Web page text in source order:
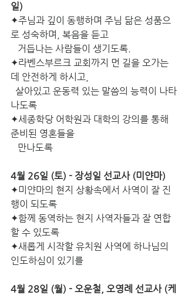
일)
✦주님과 깊이 동행하며 주님 닮은 성품으
로 성숙하며, 복음을 듣고
거듭나는 사람들이 생기도록.
✦라벤스부르크 교회까지 먼 길을 오가는
데 안전하게 하시고,
살아있고 운동력 있는 말씀의 능력이 나타
나도록
✦세종학당 어학원과 대학의 강의를 통해
준비된 영혼들을
만나도록
4월 26일 (토) - 장성일 선교사 (미얀마)
✦미얀마의 현지 상황속에서 사역이 잘 진
행이 되도록
✦함께 동역하는 현지 사역자들과 잘 연합
할 수 있도록
✦새롭게 시작할 유치원 사역에 하나님의
인도하심이 있기를
4월 28일 (월) - 오운철, 오영례 선교사 (케